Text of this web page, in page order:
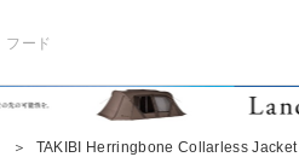
フード
＞ TAKIBI Herringbone Collarless Jacket